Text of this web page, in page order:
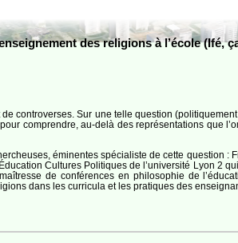
des religions à l’école (Ifé,
controverses. Sur une telle question
comprendre, au-delà des représentations que
éminentes spécialiste de cette question
Cultures Politiques de l’université Lyon 2
de conférences en philosophie de
dans les curricula et les pratiques des